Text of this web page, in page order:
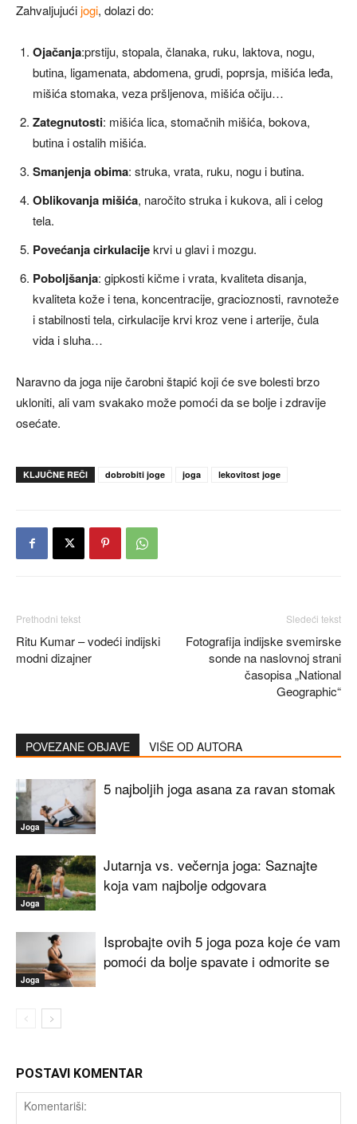
Zahvaljujućijogi, dolazi do:
Ojačanja:prstiju, stopala, članaka, ruku, laktova, nogu,
butina, ligamenata, abdomena, grudi, poprsja, mišića leđa,
mišića stomaka, veza pršljenova, mišića očiju…
Zategnutosti: mišića lica, stomačnih mišića, bokova,
butina i ostalih mišića.
Smanjenja obima: struka, vrata, ruku, nogu i butina.
Oblikovanja mišića, naročito struka i kukova, ali i celog
tela.
Povećanja cirkulacijekrvi u glavi i mozgu.
Poboljšanja: gipkosti kičme i vrata, kvaliteta disanja,
kvaliteta kože i tena, koncentracije, gracioznosti, ravnoteže
i stabilnosti tela, cirkulacije krvi kroz vene i arterije, čula
vida i sluha…
Naravno da joga nije čarobni štapić koji će sve bolesti brzo
ukloniti, ali vam svakako može pomoći da se bolje i zdravije
osećate.
KLJUČNE REČI dobrobiti joge joga lekovitost joge
Prethodni tekst
Ritu Kumar – vodeći indijski
modni dizajner
Sledeći tekst
Fotografija indijske svemirske
sonde na naslovnoj strani
časopisa „National
Geographic“
POVEZANE OBJAVE VIŠE OD AUTORA
Joga
5 najboljih joga asana za ravan stomak
Joga
Jutarnja vs. večernja joga: Saznajte
koja vam najbolje odgovara
Joga
Isprobajte ovih 5 joga poza koje će vam
pomoći da bolje spavate i odmorite se
POSTAVI KOMENTAR